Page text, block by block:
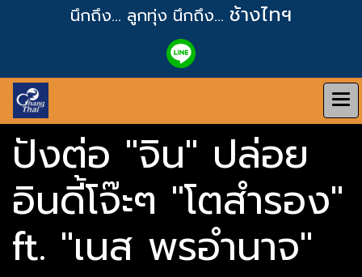
นึกถึง... ลูกทุ่ง นึกถึง... ช้างไทฯ
ปังต่อ "จิน" ปล่อย
อินดี้โจ๊ะๆ "โตสำรอง"
ft. "เนส พรอำนาจ"